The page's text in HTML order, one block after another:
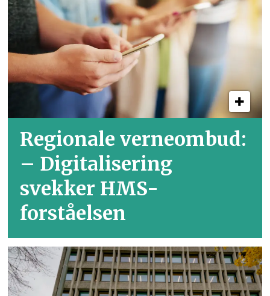
Regionale verneombud:
– Digitalisering
svekker HMS-
forståelsen